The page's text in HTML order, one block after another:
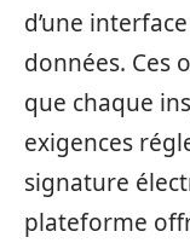
d’une
données. Ces
que chaque
exigences
signature
plateforme